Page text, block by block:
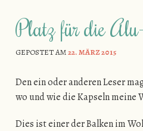
Platz für die
GEPOSTET AM22. MÄRZ 2015
Den ein oder anderen Leser
wo und wie die Kapseln meine
Dies ist einer der Balken im